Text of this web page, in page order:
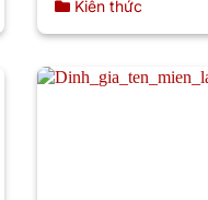
Kiến thức